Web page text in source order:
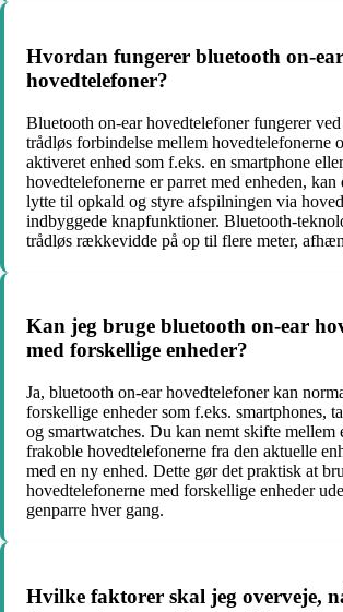
Hvordan fungerer bluetooth on-ear
hovedtelefoner?
Bluetooth on-ear hovedtelefoner fungerer ved
trådløs forbindelse mellem hovedtelefonerne
aktiveret enhed som f.eks. en smartphone
hovedtelefonerne er parret med enheden, kan
lytte til opkald og styre afspilningen via
indbyggede knapfunktioner. Bluetooth-
trådløs rækkevidde på op til flere meter,
Kan jeg bruge bluetooth on-ear
med forskellige enheder?
Ja, bluetooth on-ear hovedtelefoner kan
forskellige enheder som f.eks. smartphones,
og smartwatches. Du kan nemt skifte mellem
frakoble hovedtelefonerne fra den aktuelle
med en ny enhed. Dette gør det praktisk at
hovedtelefonerne med forskellige enheder
genparre hver gang.
Hvilke faktorer skal jeg overveje,